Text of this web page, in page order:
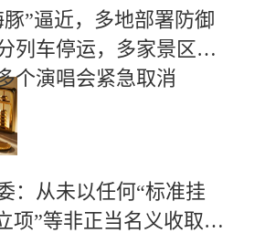
豚”逼近，多地部署防御
列车停运，多家景区调
个演唱会紧急取消
：从未以任何“标准挂
项”等非正当名义收取不